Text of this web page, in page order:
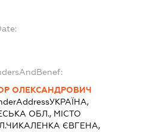
ОЛЕКСАНДРОВИЧ
УКРАЇНА,
ОБЛ., МІСТО
ЄВГЕНА,